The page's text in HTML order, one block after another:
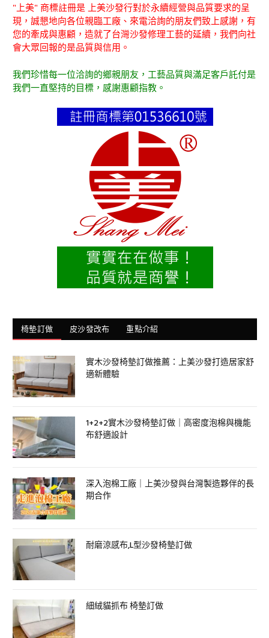
"上美" 商標註冊是 上美沙發行對於永續經營與品質要求的呈
現，誠懇地向各位親臨工廠、來電洽詢的朋友們致上感謝，有
您的牽成與惠顧，造就了台灣沙發修理工藝的延續，我們向社
會大眾回報的是品質與信用。
我們珍惜每一位洽詢的鄉親朋友，工藝品質與滿足客戶託付是
我們一直堅持的目標，感謝惠顧指教。
椅墊訂做 皮沙發改布 重點介紹
實木沙發椅墊訂做推薦：上美沙發打造居家舒
適新體驗
1+2+2實木沙發椅墊訂做｜高密度泡棉與機能
布舒適設計
深入泡棉工廠｜上美沙發與台灣製造夥伴的長
期合作
耐磨涼感布,L型沙發椅墊訂做
細絨貓抓布 椅墊訂做